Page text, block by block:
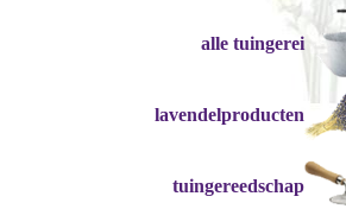
alle tuingerei
lavendelproducten
tuingereedschap